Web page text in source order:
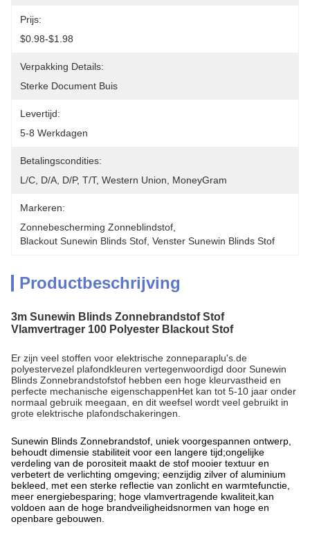
Prijs:
$0.98-$1.98
Verpakking Details:
Sterke Document Buis
Levertijd:
5-8 Werkdagen
Betalingscondities:
L/C, D/A, D/P, T/T, Western Union, MoneyGram
Markeren:
Zonnebescherming Zonneblindstof
Blackout Sunewin Blinds Stof Venster Sunewin Blinds Stof
Productbeschrijving
3m Sunewin Blinds Zonnebrandstof Stof
Vlamvertrager 100 Polyester Blackout Stof
Er zijn veel stoffen voor elektrische zonneparaplu's.de
polyestervezel plafondkleuren vertegenwoordigd door Sunewin
Blinds Zonnebrandstofstof hebben een hoge kleurvastheid en
perfecte mechanische eigenschappenHet kan tot 5-10 jaar onder
normaal gebruik meegaan, en dit weefsel wordt veel gebruikt in
grote elektrische plafondschakeringen.
Sunewin Blinds Zonnebrandstof, uniek voorgespannen ontwerp,
behoudt dimensie stabiliteit voor een langere tijd;ongelijke
verdeling van de porositeit maakt de stof mooier textuur en
verbetert de verlichting omgeving; eenzijdig zilver of aluminium
bekleed, met een sterke reflectie van zonlicht en warmtefunctie,
meer energiebesparing; hoge vlamvertragende kwaliteit,kan
voldoen aan de hoge brandveiligheidsnormen van hoge en
openbare gebouwen.